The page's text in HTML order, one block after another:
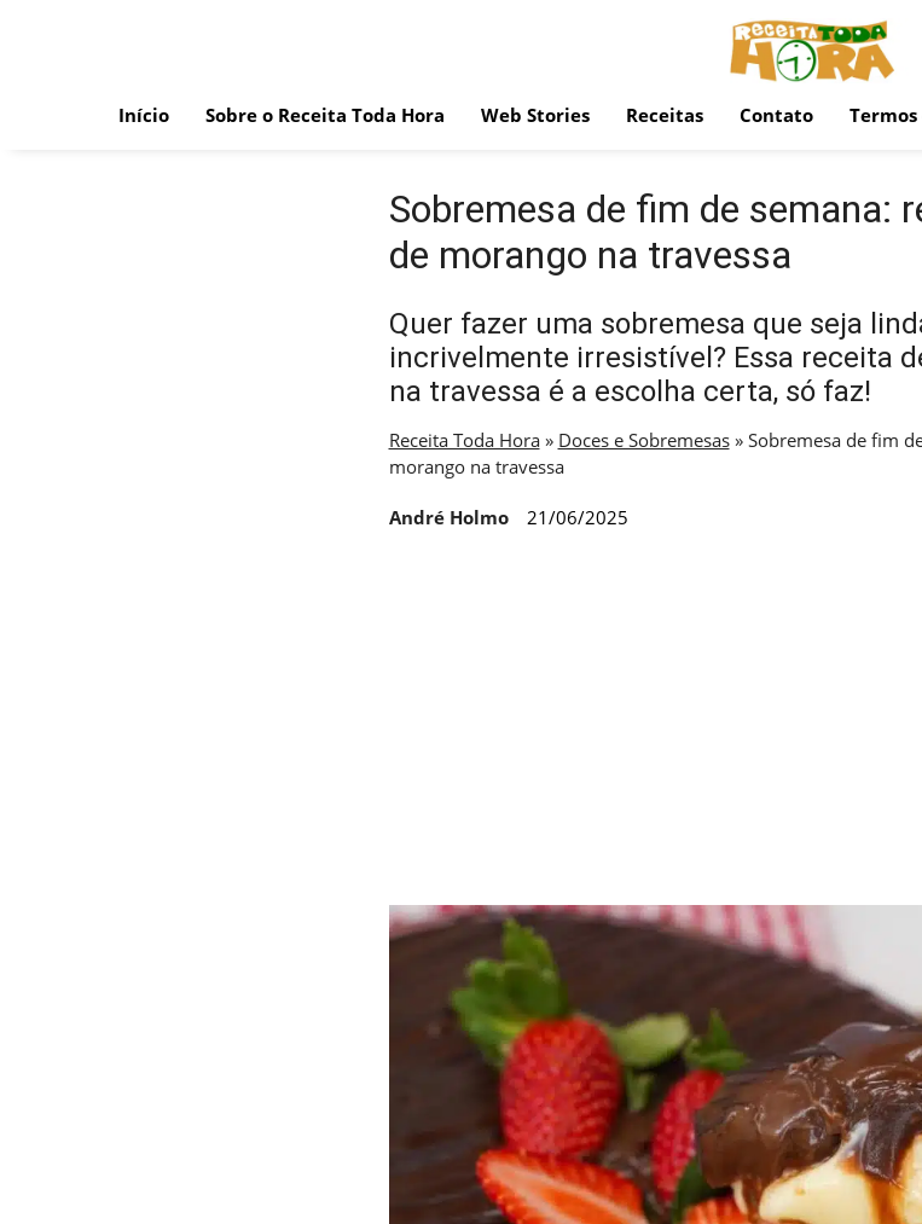
Início Sobre o Receita Toda Hora Web Stories Receitas Contato Termos
Sobremesa de fim de semana:
de morango na travessa
Quer fazer uma sobremesa que seja
incrivelmente irresistível? Essa receita
na travessa é a escolha certa, só faz!
Receita Toda Hora» Doces e Sobremesas» Sobremesa de fim
morango na travessa
André Holmo 21/06/2025